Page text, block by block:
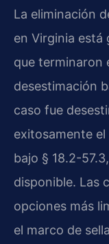
La eliminación
en Virginia está
que terminaron
desestimación
caso fue
exitosamente
bajo § 18.2-
disponible. Las
opciones más
el marco de